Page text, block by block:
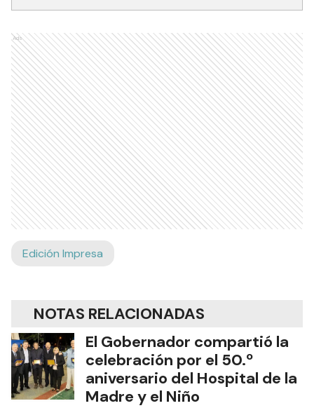
Ads
Edición Impresa
NOTAS RELACIONADAS
El Gobernador compartió la
celebración por el 50.º
aniversario del Hospital de la
Madre y el Niño